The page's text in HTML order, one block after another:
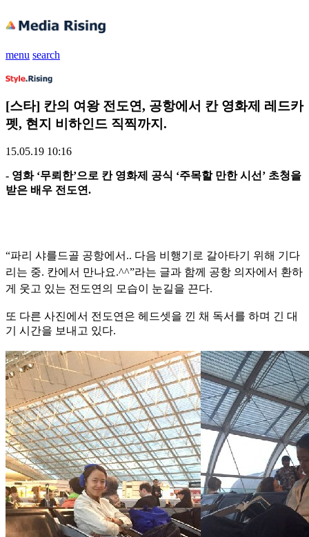
menu search
[스타] 칸의 여왕 전도연, 공항에서 칸 영화제 레드카
펫, 현지 비하인드 직찍까지.
15.05.19 10:16
- 영화 ‘무뢰한’으로 칸 영화제 공식 ‘주목할 만한 시선’ 초청을
받은 배우 전도연.
“파리 샤를드골 공항에서.. 다음 비행기로 갈아타기 위해 기다
리는 중. 칸에서 만나요.^^”라는 글과 함께 공항 의자에서 환하
게 웃고 있는 전도연의 모습이 눈길을 끈다.
또 다른 사진에서 전도연은 헤드셋을 낀 채 독서를 하며 긴 대
기 시간을 보내고 있다.